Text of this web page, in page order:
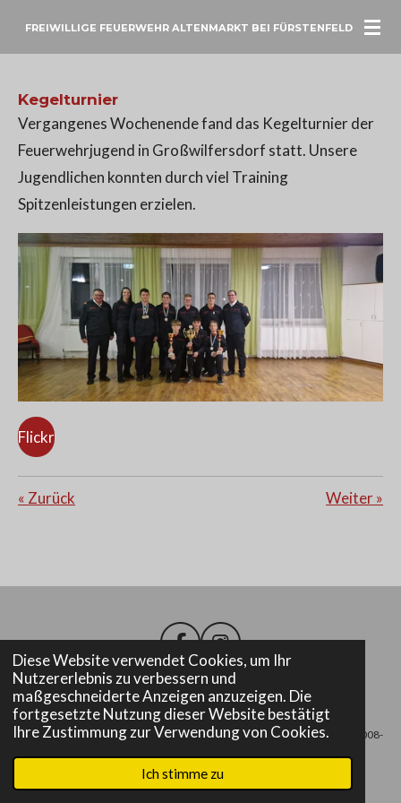
Diese Website verwendet Cookies, um Ihr
Nutzererlebnis zu verbessern und
maßgeschneiderte Anzeigen anzuzeigen. Die
fortgesetzte Nutzung dieser Website bestätigt
Ihre Zustimmung zur Verwendung von Cookies.
Ich stimme zu
ZumFREIWILLIGE FEUERWEHR ALTENMARKT BEI FÜRSTENFELD
Kegelturnier
Vergangenes Wochenende fand das Kegelturnier der
Feuerwehrjugend in Großwilfersdorf statt. Unsere
Jugendlichen konnten durch viel Training
Spitzenleistungen erzielen.
Flickr
« Zurück Weiter»
a
c
e
b
o
o
k
n
s
t
a
g
r
a
m
Impressum
© 2008-
2025 Freiwillige Feuerwehr Altenmarkt bei Fürstenfeld